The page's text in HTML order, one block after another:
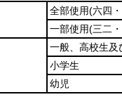
全部使用(六四
一部使用(三二
一般、高校生及
小学生
幼児